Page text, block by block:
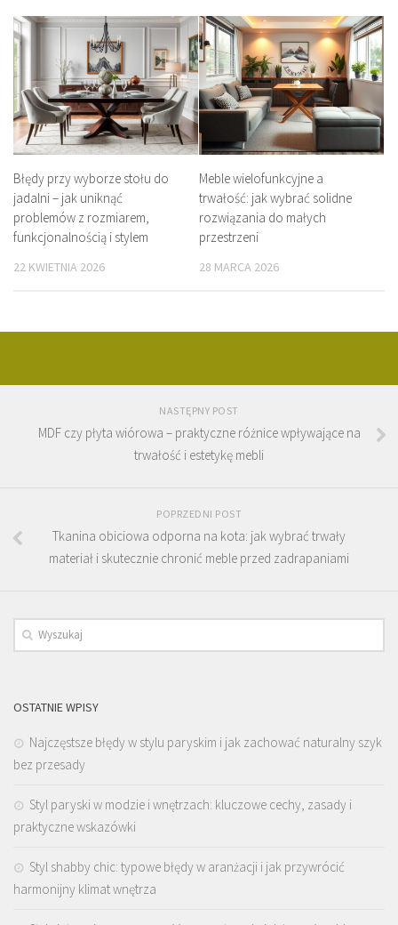
Błędy przy wyborze stołu do
jadalni – jak uniknąć
problemów z rozmiarem,
funkcjonalnością i stylem
22 KWIETNIA 2026
Meble wielofunkcyjne a
trwałość: jak wybrać solidne
rozwiązania do małych
przestrzeni
28 MARCA 2026
NASTĘPNY POST
MDF czy płyta wiórowa – praktyczne różnice wpływające na
trwałość i estetykę mebli
POPRZEDNI POST
Tkanina obiciowa odporna na kota: jak wybrać trwały
materiał i skutecznie chronić meble przed zadrapaniami
OSTATNIE WPISY
Najczęstsze błędy w stylu paryskim i jak zachować naturalny szyk
bez przesady
Styl paryski w modzie i wnętrzach: kluczowe cechy, zasady i
praktyczne wskazówki
Styl shabby chic: typowe błędy w aranżacji i jak przywrócić
harmonijny klimat wnętrza